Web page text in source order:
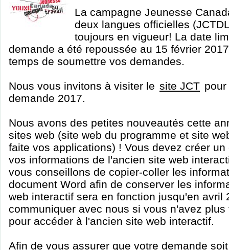
La campagne Jeunesse
deux langues officielles
toujours en vigueur! La date
demande a été repoussée au 15 février
temps de soumettre vos demandes.
Nous vous invitons à visiter le site JCT
demande 2017.
Nous avons des petites nouveautés cette
sites web (site web du programme et site
faite vos applications) ! Vous devez créer
vos informations de l'ancien site web
vous conseillons de copier-coller les
document Word afin de conserver les
web interactif sera en fonction jusqu'en avril
communiquer avec nous si vous n'avez
pour accéder à l'ancien site web interactif.
Afin de vous assurer que votre demande